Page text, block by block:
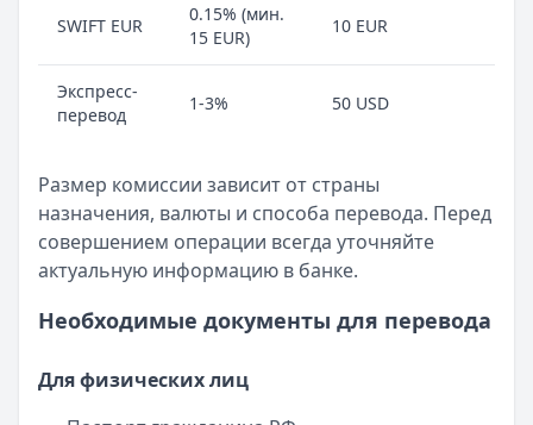
SWIFT EUR
0.15% (мин.
15 EUR)
10 EUR
Экспресс-
перевод
1-3% 50 USD
Размер комиссии зависит от страны
назначения, валюты и способа перевода. Перед
совершением операции всегда уточняйте
актуальную информацию в банке.
Необходимые документы для перевода
Для физических лиц